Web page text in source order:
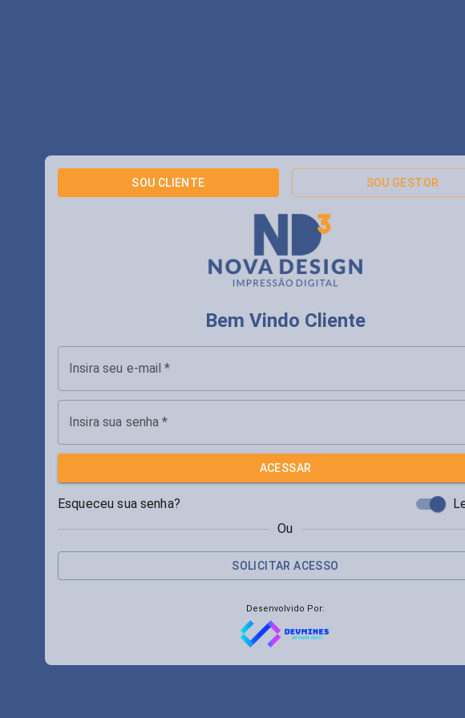
SOU CLIENTE SOU GESTOR
Bem Vindo Cliente
Insira seu e-mail *
Insira sua senha *
ACESSAR
Esqueceu sua senha?
Ou
SOLICITAR ACESSO
Desenvolvido Por: